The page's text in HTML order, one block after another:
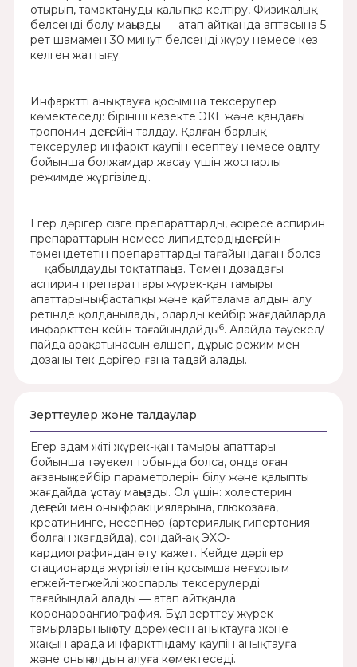
отырып, тамақтануды қалыпқа келтіру, Физикалық
белсенді болу маңызды ― атап айтқанда аптасына 5
рет шамамен 30 минут белсенді жүру немесе кез
келген жаттығу.
Инфарктті анықтауға қосымша тексерулер
көмектеседі: бірінші кезекте ЭКГ және қандағы
тропонин деңгейін талдау. Қалған барлық
тексерулер инфаркт қаупін есептеу немесе оңалту
бойынша болжамдар жасау үшін жоспарлы
режимде жүргізіледі.
Егер дәрігер сізге препараттарды, әсіресе аспирин
препараттарын немесе липидтердің деңгейін
төмендететін препараттарды тағайындаған болса
― қабылдауды тоқтатпаңыз. Төмен дозадағы
аспирин препараттары жүрек-қан тамыры
апаттарының бастапқы және қайталама алдын алу
ретінде қолданылады, оларды кейбір жағдайларда
инфаркттен кейін тағайындайды6. Алайда тәуекел/
пайда арақатынасын өлшеп, дұрыс режим мен
дозаны тек дәрігер ғана таңдай алады.
Зерттеулер және талдаулар
Егер адам жіті жүрек-қан тамыры апаттары
бойынша тәуекел тобында болса, онда оған
ағзаның кейбір параметрлерін білу және қалыпты
жағдайда ұстау маңызды. Ол үшін: холестерин
деңгейі мен оның фракцияларына, глюкозаға,
креатининге, несепнәр (артериялық гипертония
болған жағдайда), сондай-ақ ЭХО-
кардиографиядан өту қажет. Кейде дәрігер
стационарда жүргізілетін қосымша неғұрлым
егжей-тегжейлі жоспарлы тексерулерді
тағайындай алады ― атап айтқанда:
коронароангиография. Бұл зерттеу жүрек
тамырларының өту дәрежесін анықтауға және
жақын арада инфаркттің даму қаупін анықтауға
және оның алдын алуға көмектеседі.